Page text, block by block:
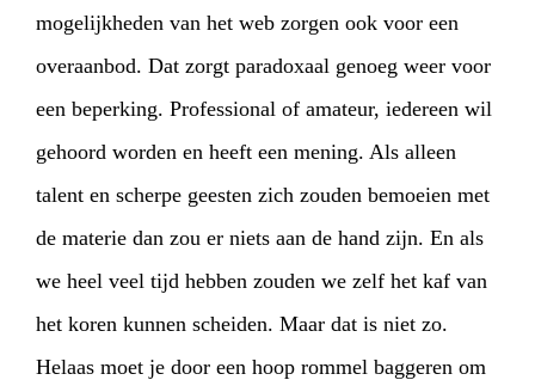
mogelijkheden van het web zorgen ook voor een
overaanbod. Dat zorgt paradoxaal genoeg weer voor
een beperking. Professional of amateur, iedereen wil
gehoord worden en heeft een mening. Als alleen
talent en scherpe geesten zich zouden bemoeien met
de materie dan zou er niets aan de hand zijn. En als
we heel veel tijd hebben zouden we zelf het kaf van
het koren kunnen scheiden. Maar dat is niet zo.
Helaas moet je door een hoop rommel baggeren om